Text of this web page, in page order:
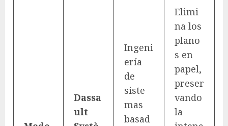
Dassa
ult
Ingeni
ería
de
siste
mas
basad
Elimi
na los
plano
s en
papel,
preser
vando
la